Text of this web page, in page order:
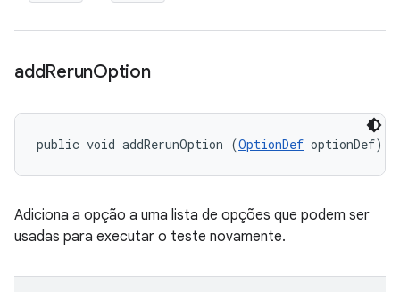
addRerunOption
public void addRerunOption (OptionDef optionDef)
Adiciona a opção a uma lista de opções que podem ser
usadas para executar o teste novamente.